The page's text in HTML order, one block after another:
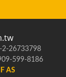
2-26733798
599-8186
AS